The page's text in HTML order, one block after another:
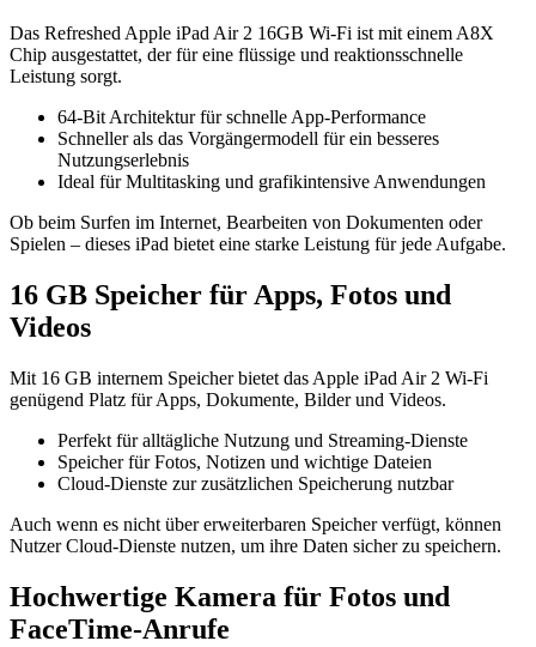
Das Refreshed Apple iPad Air 2 16GB Wi-Fi ist mit einem A8X
Chip ausgestattet, der für eine flüssige und reaktionsschnelle
Leistung sorgt.
64-Bit Architektur für schnelle App-Performance
Schneller als das Vorgängermodell für ein besseres
Nutzungserlebnis
Ideal für Multitasking und grafikintensive Anwendungen
Ob beim Surfen im Internet, Bearbeiten von Dokumenten oder
Spielen – dieses iPad bietet eine starke Leistung für jede Aufgabe.
16 GB Speicher für Apps, Fotos und
Videos
Mit 16 GB internem Speicher bietet das Apple iPad Air 2 Wi-Fi
genügend Platz für Apps, Dokumente, Bilder und Videos.
Perfekt für alltägliche Nutzung und Streaming-Dienste
Speicher für Fotos, Notizen und wichtige Dateien
Cloud-Dienste zur zusätzlichen Speicherung nutzbar
Auch wenn es nicht über erweiterbaren Speicher verfügt, können
Nutzer Cloud-Dienste nutzen, um ihre Daten sicher zu speichern.
Hochwertige Kamera für Fotos und
FaceTime-Anrufe